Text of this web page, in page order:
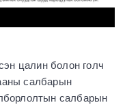
цалин болон голч
салбарын
салбарын